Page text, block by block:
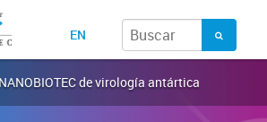
EN
de virología antártica